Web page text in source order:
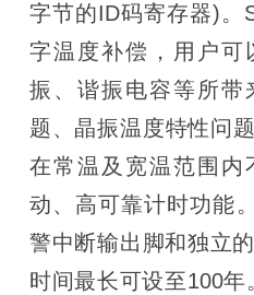
字节的ID码寄存器)。
字温度补偿，用户可
振、谐振电容等所带
题、晶振温度特性问
在常温及宽温范围内
动、高可靠计时功能
警中断输出脚和独立
时间最长可设至100